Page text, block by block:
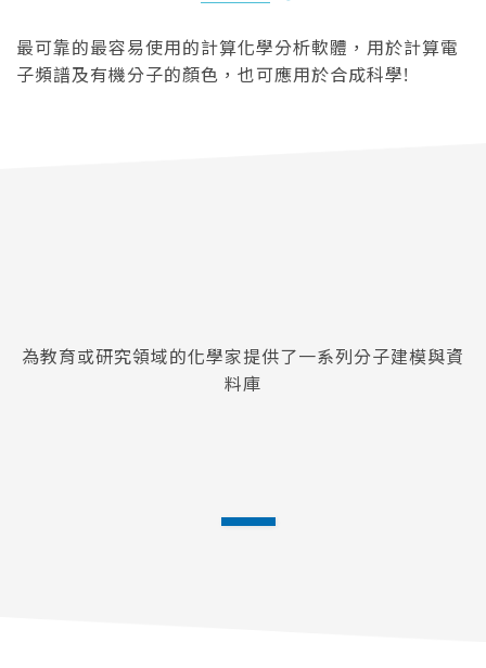
最可靠的最容易使用的計算化學分析軟體，用於計算電
子頻譜及有機分子的顏色，也可應用於合成科學!
為教育或研究領域的化學家提供了一系列分子建模與資
料庫